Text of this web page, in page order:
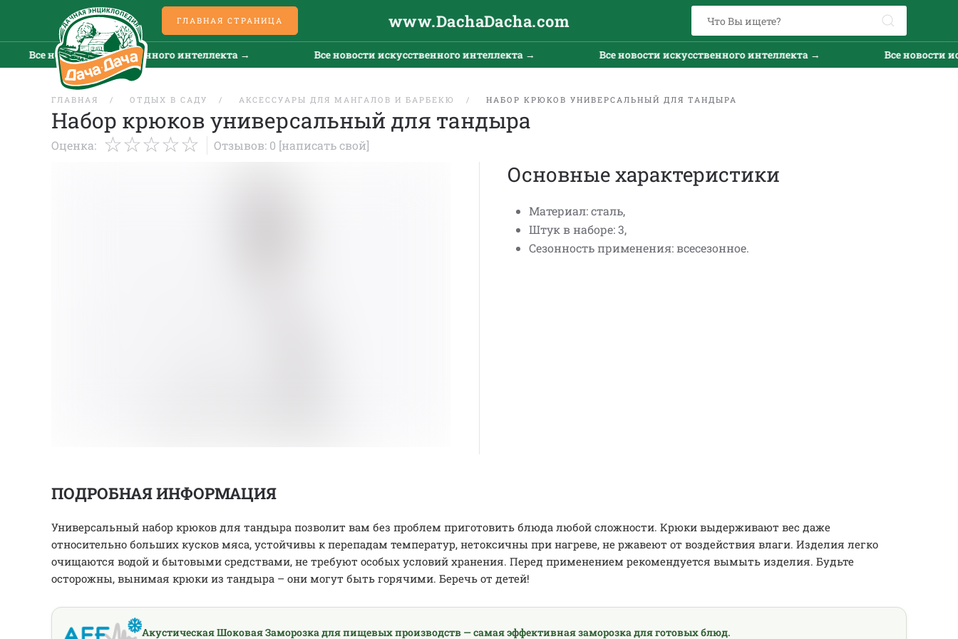
ГЛАВНАЯ СТРАНИЦА www.DachaDacha.com
Все новости искусственного интеллекта → Все новости искусственного интеллекта → Все новости искусственного интеллекта → Все новости
ГЛАВНАЯ ОТДЫХ В САДУ АКСЕССУАРЫ ДЛЯ МАНГАЛОВ И БАРБЕКЮ НАБОР КРЮКОВ УНИВЕРСАЛЬНЫЙ ДЛЯ ТАНДЫРА
Набор крюков универсальный для тандыра
Оценка: Отзывов: 0 [написать свой]
Основные характеристики
Материал: сталь,
Штук в наборе: 3,
Сезонность применения: всесезонное.
ПОДРОБНАЯ ИНФОРМАЦИЯ
Универсальный набор крюков для тандыра позволит вам без проблем приготовить блюда любой сложности. Крюки выдерживают вес даже
относительно больших кусков мяса, устойчивы к перепадам температур, нетоксичны при нагреве, не ржавеют от воздействия влаги. Изделия легко
очищаются водой и бытовыми средствами, не требуют особых условий хранения. Перед применением рекомендуется вымыть изделия. Будьте
осторожны, вынимая крюки из тандыра – они могут быть горячими. Беречь от детей!
Акустическая Шоковая Заморозка для пищевых производств — самая эффективная заморозка для готовых блюд.